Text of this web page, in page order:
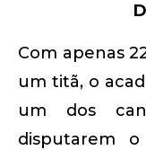
Com apenas
um titã, o
um dos
disputarem